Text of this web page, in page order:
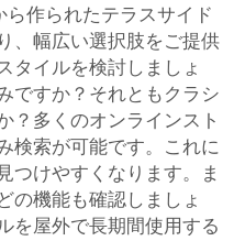
作られたテラスサイド
、幅広い選択肢をご提供
タイルを検討しましょ
ですか？それともクラシ
？多くのオンラインスト
検索が可能です。これに
つけやすくなります。ま
の機能も確認しましょ
を屋外で長期間使用する